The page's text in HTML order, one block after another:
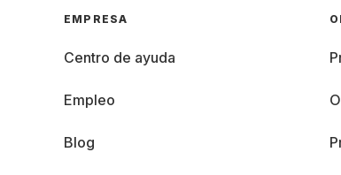
EMPRESA
Centro de ayuda
Empleo
Blog